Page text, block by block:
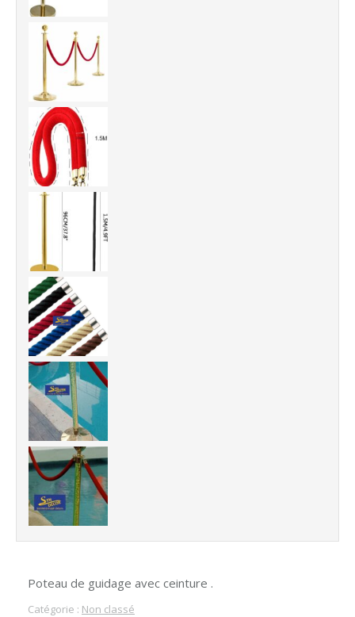
Poteau de guidage avec ceinture .
Catégorie : Non classé